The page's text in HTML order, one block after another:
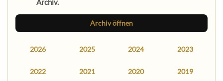
Archiv.
Archiv öffnen
2026 2025 2024 2023
2022 2021 2020 2019